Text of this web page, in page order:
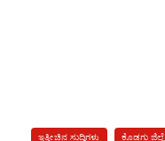
ಇತ್ತೀಚಿನ ಸುದ್ದಿಗಳು ಕೊಡಗು ಜಿಲ್ಲೆ